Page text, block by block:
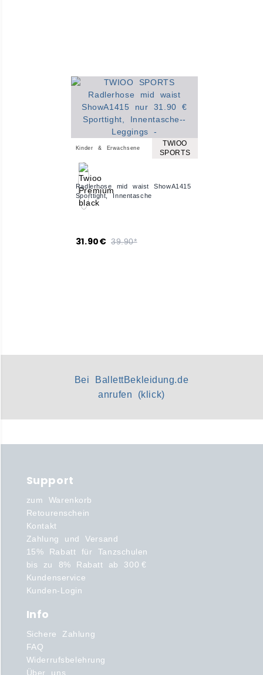
Kinder & Erwachsene
TWIOO
SPORTS
Radlerhose mid waist ShowA1415
Sporttight, Innentasche
31.90€ 39.90*
Bei BallettBekleidung.de
anrufen (klick)
Support
zum Warenkorb
Retourenschein
Kontakt
Zahlung und Versand
15% Rabatt für Tanzschulen
bis zu 8% Rabatt ab 300 €
Kundenservice
Kunden-Login
Info
Sichere Zahlung
FAQ
Widerrufsbelehrung
Über uns